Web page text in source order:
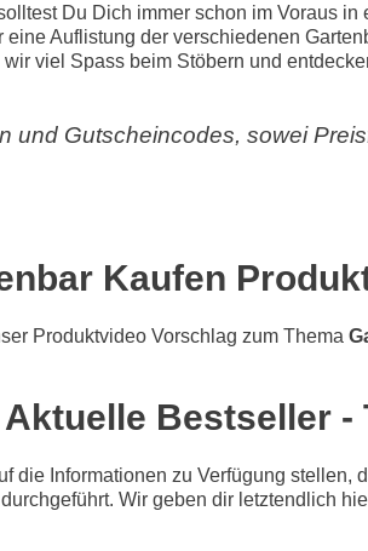
Du Dich immer schon im Voraus in
Auflistung der verschiedenen
viel Spass beim Stöbern und
und Gutscheincodes, sowei
Kaufen
Produktvideo Vorschlag zum Thema
Bestseller -
die Informationen zu Verfügung
Wir geben dir letztendlich